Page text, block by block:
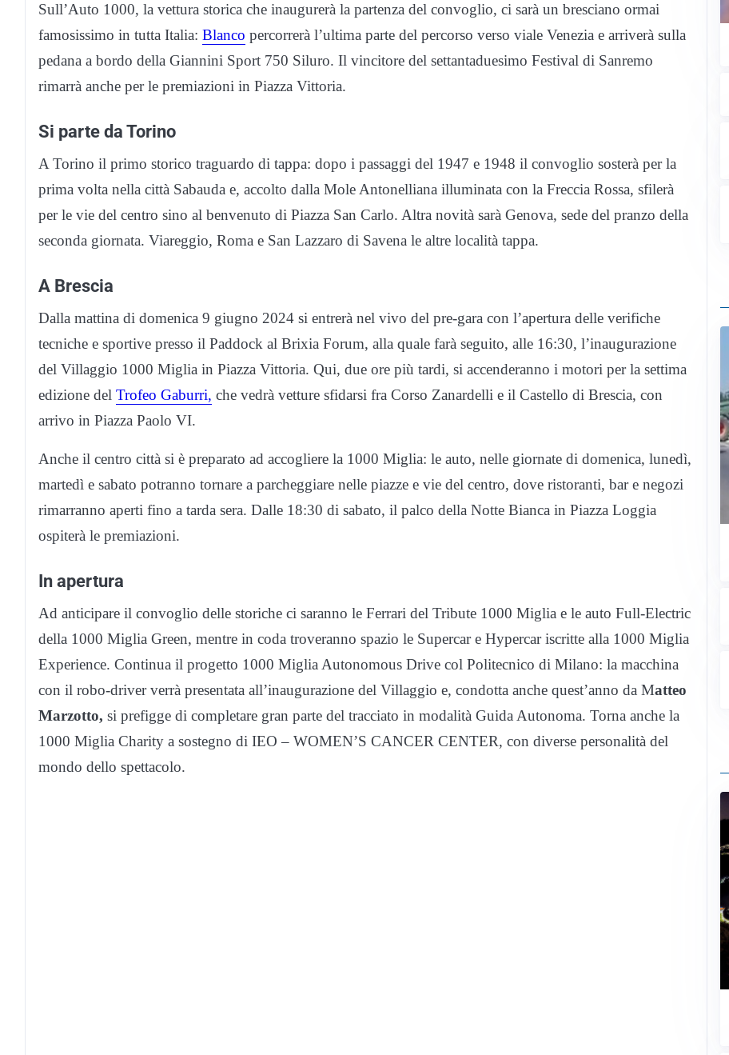
Sull’Auto 1000, la vettura storica che inaugurerà la partenza del convoglio, ci sarà un bresciano ormai
famosissimo in tutta Italia: Blanco percorrerà l’ultima parte del percorso verso viale Venezia e arriverà sulla
pedana a bordo della Giannini Sport 750 Siluro. Il vincitore del settantaduesimo Festival di Sanremo
rimarrà anche per le premiazioni in Piazza Vittoria.
Si parte da Torino
A Torino il primo storico traguardo di tappa: dopo i passaggi del 1947 e 1948 il convoglio sosterà per la
prima volta nella città Sabauda e, accolto dalla Mole Antonelliana illuminata con la Freccia Rossa, sfilerà
per le vie del centro sino al benvenuto di Piazza San Carlo. Altra novità sarà Genova, sede del pranzo della
seconda giornata. Viareggio, Roma e San Lazzaro di Savena le altre località tappa.
A Brescia
Dalla mattina di domenica 9 giugno 2024 si entrerà nel vivo del pre-gara con l’apertura delle verifiche
tecniche e sportive presso il Paddock al Brixia Forum, alla quale farà seguito, alle 16:30, l’inaugurazione
del Villaggio 1000 Miglia in Piazza Vittoria. Qui, due ore più tardi, si accenderanno i motori per la settima
edizione del Trofeo Gaburri, che vedrà vetture sfidarsi fra Corso Zanardelli e il Castello di Brescia, con
arrivo in Piazza Paolo VI.
Anche il centro città si è preparato ad accogliere la 1000 Miglia: le auto, nelle giornate di domenica, lunedì,
martedì e sabato potranno tornare a parcheggiare nelle piazze e vie del centro, dove ristoranti, bar e negozi
rimarranno aperti fino a tarda sera. Dalle 18:30 di sabato, il palco della Notte Bianca in Piazza Loggia
ospiterà le premiazioni.
In apertura
Ad anticipare il convoglio delle storiche ci saranno le Ferrari del Tribute 1000 Miglia e le auto Full-Electric
della 1000 Miglia Green, mentre in coda troveranno spazio le Supercar e Hypercar iscritte alla 1000 Miglia
Experience. Continua il progetto 1000 Miglia Autonomous Drive col Politecnico di Milano: la macchina
con il robo-driver verrà presentata all’inaugurazione del Villaggio e, condotta anche quest’anno da Matteo
Marzotto, si prefigge di completare gran parte del tracciato in modalità Guida Autonoma. Torna anche la
1000 Miglia Charity a sostegno di IEO – WOMEN’S CANCER CENTER, con diverse personalità del
mondo dello spettacolo.